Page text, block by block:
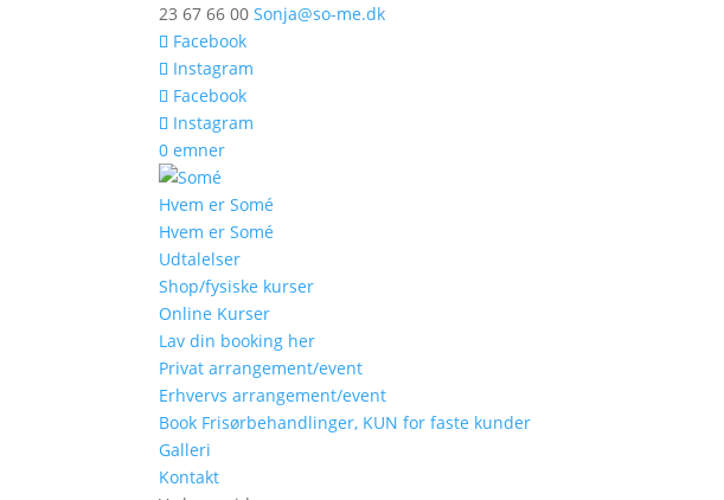
23 67 66 00 Sonja@so-me.dk
Facebook
Instagram
Facebook
Instagram
0 emner
Hvem er Somé
Hvem er Somé
Udtalelser
Shop/fysiske kurser
Online Kurser
Lav din booking her
Privat arrangement/event
Erhvervs arrangement/event
Book Frisørbehandlinger, KUN for faste kunder
Galleri
Kontakt